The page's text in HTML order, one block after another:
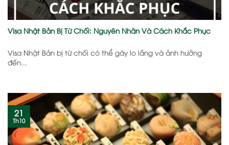
Visa Nhật Bản Bị Từ Chối: Nguyên Nhân Và Cách Khắc Phục
Visa Nhật Bản bị từ chối có thể gây lo lắng và ảnh hưởng
đến...
21
Th10